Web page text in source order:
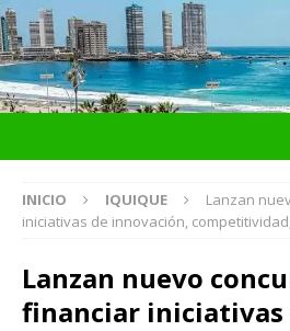
INICIO IQUIQUE
Lanzan
iniciativas de innovación,
Lanzan nuevo
financiar iniciativas